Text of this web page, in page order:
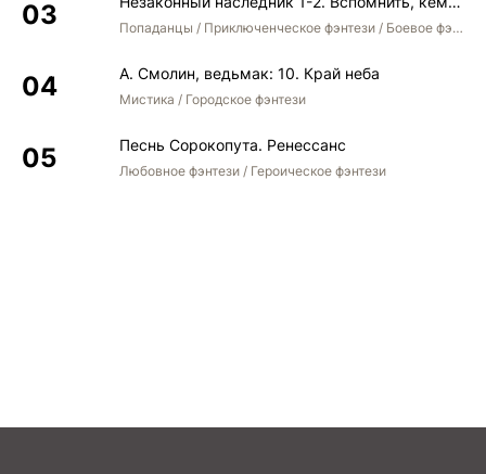
Попаданцы / Приключенческое фэнтези / Боевое фэнтези / Юмористическое фэнтези
А. Смолин, ведьмак: 10. Край неба
Мистика / Городское фэнтези
Песнь Сорокопута. Ренессанс
Любовное фэнтези / Героическое фэнтези